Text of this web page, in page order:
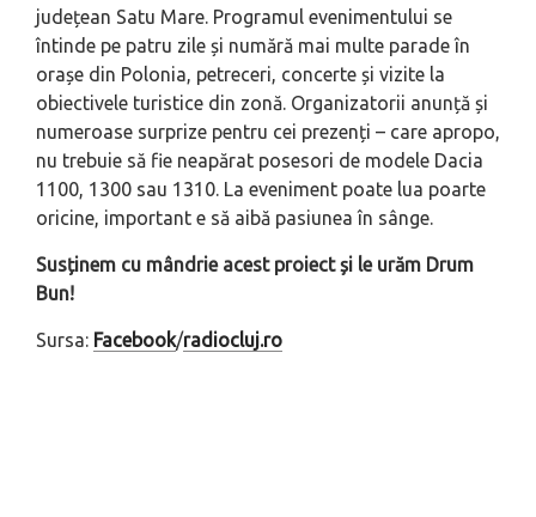
județean Satu Mare. Programul evenimentului se
întinde pe patru zile și numără mai multe parade în
orașe din Polonia, petreceri, concerte și vizite la
obiectivele turistice din zonă. Organizatorii anunță și
numeroase surprize pentru cei prezenți – care apropo,
nu trebuie să fie neapărat posesori de modele Dacia
1100, 1300 sau 1310. La eveniment poate lua poarte
oricine, important e să aibă pasiunea în sânge.
Susținem cu mândrie acest proiect și le urăm Drum
Bun!
Sursa: Facebook/radiocluj.ro